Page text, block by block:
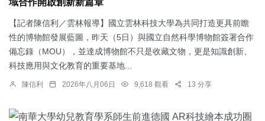
域合作開啟創新新篇章
【記者陳信利／雲林報導】國立雲林科技大學為共同打造更具前瞻
性的博物館發展藍圖，昨天（5日）與國立自然科學博物館簽署合作
備忘錄（MOU），並達成博物館不只是收藏文物，更是知識創新、
科技應用與文化教育的重要基地...
陳信利 2026年八月06日 9,618 觀看 13 分享